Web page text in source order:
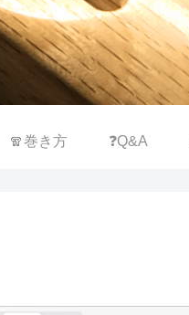
🧣巻き方 ❓Q&A